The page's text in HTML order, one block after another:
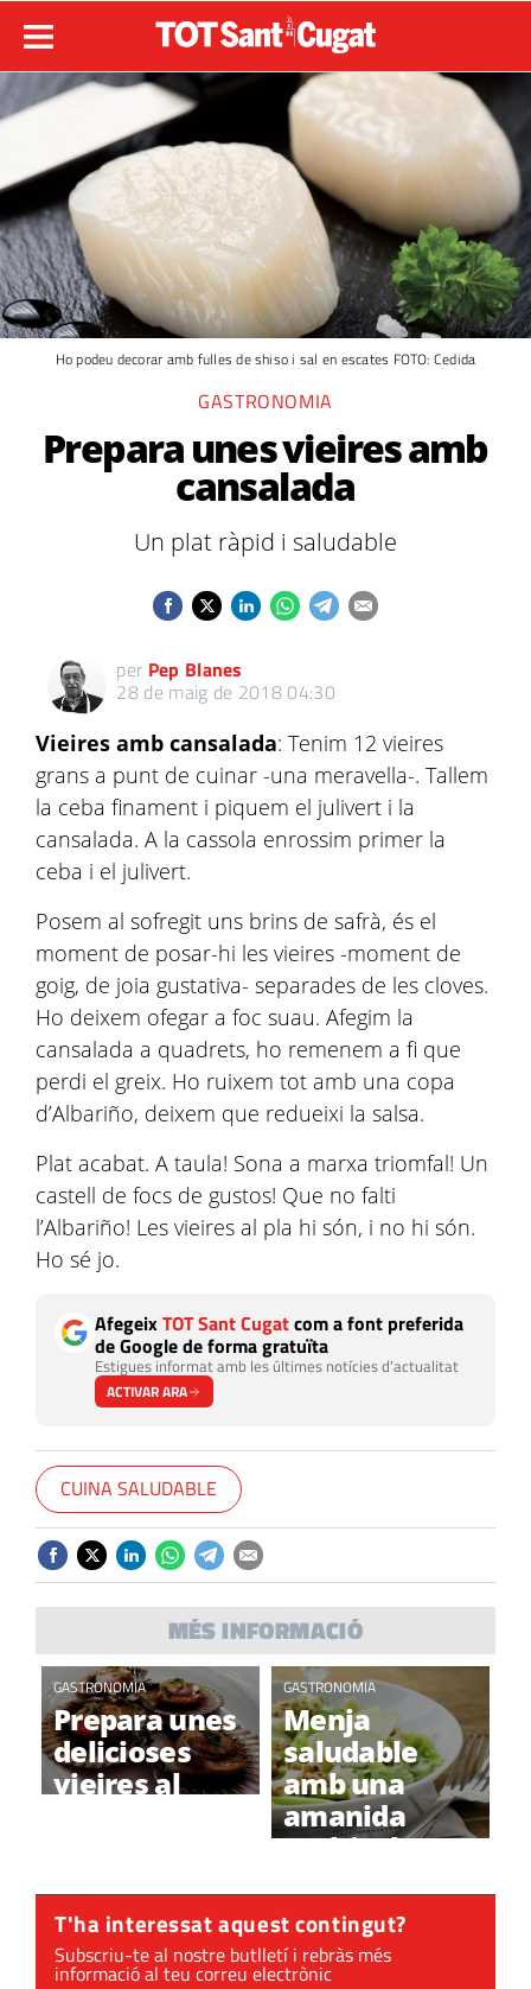
Ho podeu decorar amb fulles de shiso i sal en escates FOTO: Cedida
GASTRONOMIA
Prepara unes vieires amb
cansalada
Un plat ràpid i saludable
per Pep Blanes
28 de maig de 2018 04:30
Vieires amb cansalada: Tenim 12 vieires
grans a punt de cuinar -una meravella-. Tallem
la ceba finament i piquem el julivert i la
cansalada. A la cassola enrossim primer la
ceba i el julivert.
Posem al sofregit uns brins de safrà, és el
moment de posar-hi les vieires -moment de
goig, de joia gustativa- separades de les cloves.
Ho deixem ofegar a foc suau. Afegim la
cansalada a quadrets, ho remenem a fi que
perdi el greix. Ho ruixem tot amb una copa
d’Albariño, deixem que redueixi la salsa.
Plat acabat. A taula! Sona a marxa triomfal! Un
castell de focs de gustos! Que no falti
l’Albariño! Les vieires al pla hi són, i no hi són.
Ho sé jo.
AfegeixTOT Sant Cugatcom a font preferida
de Google de forma gratuïta
Estigues informat amb les últimes notícies d'actualitat
ACTIVAR ARA
CUINA SALUDABLE
MÉS INFORMACIÓ
GASTRONOMIA
Prepara unes
delicioses
vieires al
GASTRONOMIA
Menja
saludable
amb una
amanida
multicolor
T'ha interessat aquest contingut?
Subscriu-te al nostre butlletí i rebràs més
informació al teu correu electrònic